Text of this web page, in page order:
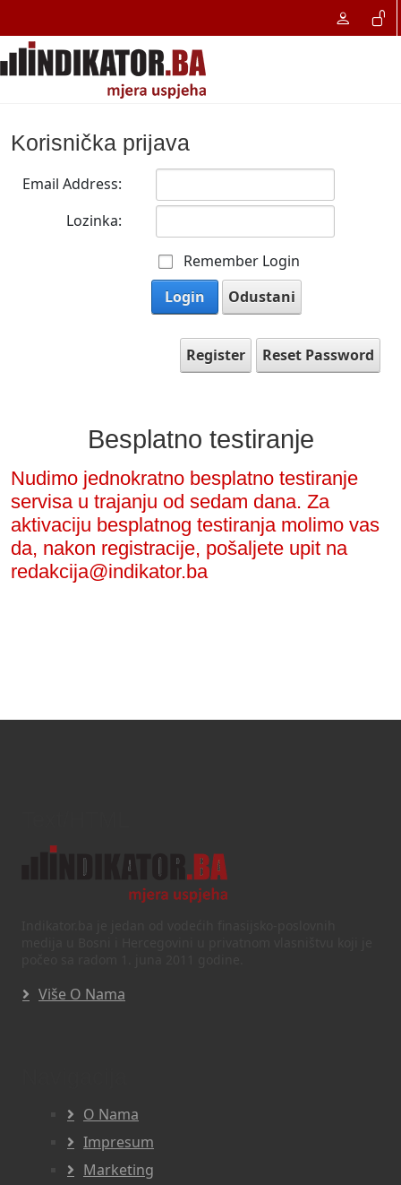
Korisnička prijava
Email Address:
Lozinka:
Remember Login
Login
Odustani
Register Reset Password
Besplatno testiranje
Nudimo jednokratno besplatno testiranje
servisa u trajanju od sedam dana. Za
aktivaciju besplatnog testiranja molimo vas
da, nakon registracije, pošaljete upit na
redakcija@indikator.ba
Više O Nama
O Nama
Impresum
Marketing